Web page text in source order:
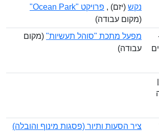
(יזם) ,פרויקט "Ocean Park"
(מקום עבודה)
מפעל מתכת "סוהל תעשיות"(מקום
עבודה)
ציר הסעות ותיור (פסגות מינוף והובלה)